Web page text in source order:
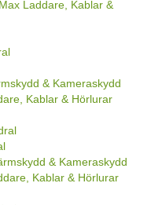
Laddare, Kablar &
& Kameraskydd
Kablar & Hörlurar
& Kameraskydd
Kablar & Hörlurar